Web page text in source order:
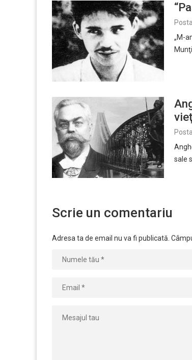
„M-
sale
Scrie un comentariu
Adresa ta de email nu va fi publicată.